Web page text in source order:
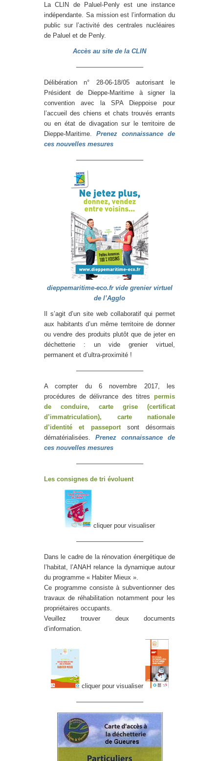
La CLIN de Paluel-Penly est une instance
indépendante. Sa mission est l’information du
public sur l’activité des centrales nucléaires
de Paluel et de Penly.
Accès au site de la CLIN
——————————–
Délibération n° 28-06-18/05 autorisant le
Président de Dieppe-Maritime à signer la
convention avec la SPA Dieppoise pour
l’accueil des chiens et chats trouvés errants
ou en état de divagation sur le territoire de
Dieppe-Maritime.
Prenez connaissance de
ces nouvelles mesures
——————————–
dieppemaritime-eco.fr vide grenier virtuel
de l’Agglo
Il s’agit d’un site web collaboratif qui permet
aux habitants d’un même territoire de donner
ou vendre des produits plutôt que de jeter en
déchetterie : un vide grenier virtuel,
permanent et d’ultra-proximité !
——————————–
A compter du 6 novembre 2017, les
procédures de délivrance des titres permis
de conduire, carte grise (certificat
d’immatriculation), carte nationale
d’identité et passeport sont désormais
dématérialisées.
Prenez connaissance de
ces nouvelles mesures
——————————–
Les consignes de tri évoluent
cliquer pour visualiser
——————————–
Dans le cadre de la rénovation énergétique de
l’habitat, l’ANAH relance la dynamique autour
du programme « Habiter Mieux ».
Ce programme consiste à subventionner des
travaux de réhabilitation notamment pour les
propriétaires occupants.
Veuillez trouver deux documents
d’information.
cliquer pour visualiser
——————————–